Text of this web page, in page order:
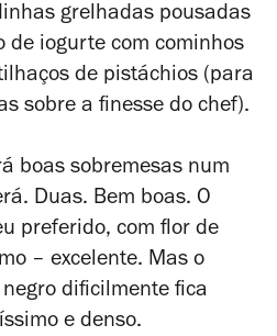
grelhadas pousadas
de iogurte com cominhos
de pistáchios (para
sobre a finesse do chef).
boas sobremesas num
Duas. Bem boas. O
preferido, com flor de
– excelente. Mas o
dificilmente fica
e denso.